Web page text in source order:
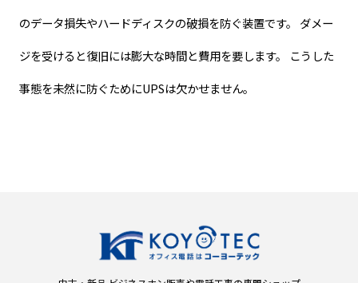
のデータ損失やハードディスクの破損を防ぐ装置です。 ダメー
ジを受けると復旧には膨大な時間と費用を要します。 こうした
事態を未然に防ぐためにUPSは欠かせません。